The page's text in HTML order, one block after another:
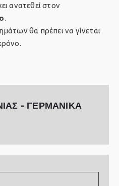
ανατεθεί στον
.
θα πρέπει να γίνεται
- ΓΕΡΜΑΝΙΚΑ